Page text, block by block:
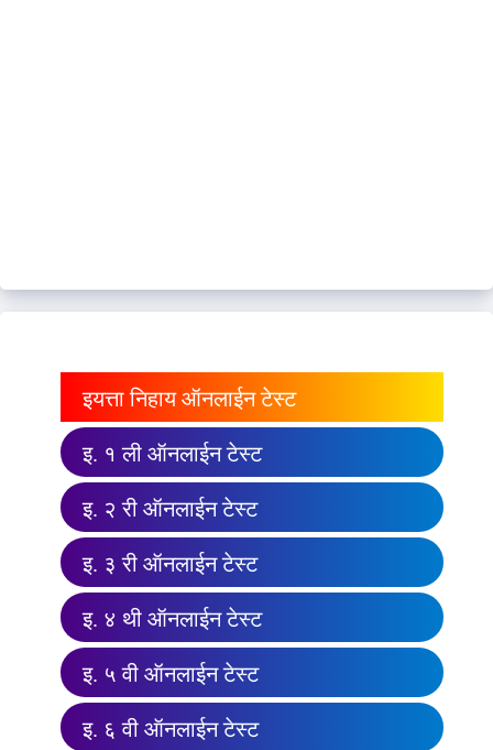
इयत्ता निहाय ऑनलाईन टेस्ट
इ. १ ली ऑनलाईन टेस्ट
इ. २ री ऑनलाईन टेस्ट
इ. ३ री ऑनलाईन टेस्ट
इ. ४ थी ऑनलाईन टेस्ट
इ. ५ वी ऑनलाईन टेस्ट
इ. ६ वी ऑनलाईन टेस्ट